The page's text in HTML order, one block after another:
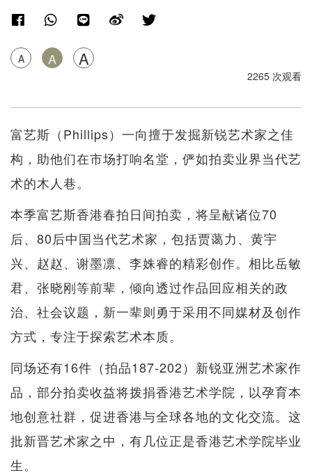
A A A
2265 次观看
富艺斯（Phillips）一向擅于发掘新锐艺术家之佳
构，助他们在市场打响名堂，俨如拍卖业界当代艺
术的木人巷。
本季富艺斯香港春拍日间拍卖，将呈献诸位70
后、80后中国当代艺术家，包括贾蔼力、黄宇
兴、赵赵、谢墨凛、李姝睿的精彩创作。相比岳敏
君、张晓刚等前辈，倾向透过作品回应相关的政
治、社会议题，新一辈则勇于采用不同媒材及创作
方式，专注于探索艺术本质。
同场还有16件（拍品187-202）新锐亚洲艺术家作
品，部分拍卖收益将拨捐香港艺术学院，以孕育本
地创意社群，促进香港与全球各地的文化交流。这
批新晋艺术家之中，有几位正是香港艺术学院毕业
生。